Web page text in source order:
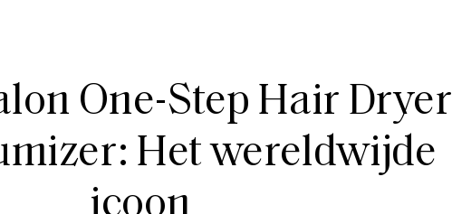
One-Step Hair Dryer
Het wereldwijde